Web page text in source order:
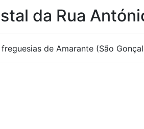
da Rua
de Amarante (São